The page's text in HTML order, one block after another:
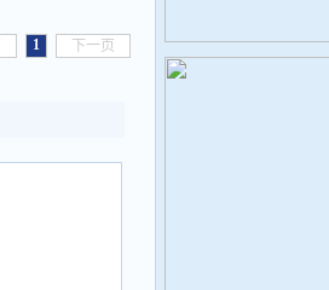
1 下一页